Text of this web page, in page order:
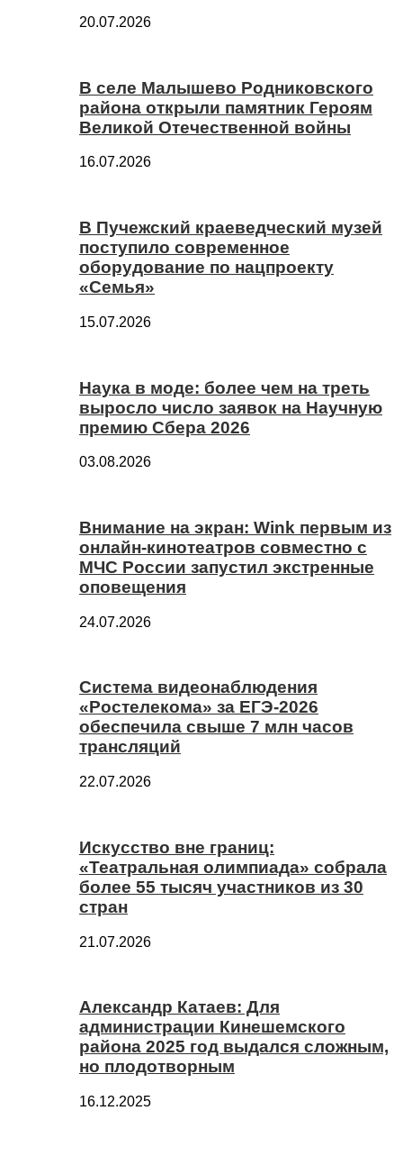
20.07.2026
В селе Малышево Родниковского
района открыли памятник Героям
Великой Отечественной войны
16.07.2026
В Пучежский краеведческий музей
поступило современное
оборудование по нацпроекту
«Семья»
15.07.2026
Наука в моде: более чем на треть
выросло число заявок на Научную
премию Сбера 2026
03.08.2026
Внимание на экран: Wink первым из
онлайн-кинотеатров совместно с
МЧС России запустил экстренные
оповещения
24.07.2026
Система видеонаблюдения
«Ростелекома» за ЕГЭ-2026
обеспечила свыше 7 млн часов
трансляций
22.07.2026
Искусство вне границ:
«Театральная олимпиада» собрала
более 55 тысяч участников из 30
стран
21.07.2026
Александр Катаев: Для
администрации Кинешемского
района 2025 год выдался сложным,
но плодотворным
16.12.2025